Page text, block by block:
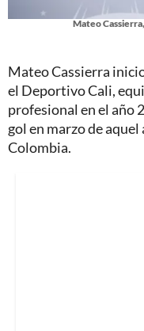
Mateo
Mateo Cassierra
el Deportivo Cali,
profesional en el año
gol en marzo de
Colombia.